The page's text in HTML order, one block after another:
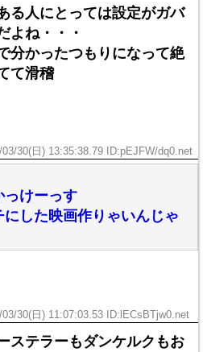
る人にとっては設定がガバ
よね・・・
分かったつもりになって絶
て滑稽
03/30(日) 13:35:38.79 ID:pEJFW/dq0.net
っけーっす
した映画作りゃいんじゃ
03/30(日) 11:07:03.53 ID:lECsBTjw0.net
ステラーもダンケルクもお